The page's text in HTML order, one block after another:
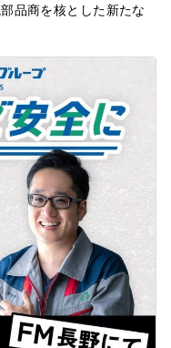
品商を核とした新たな